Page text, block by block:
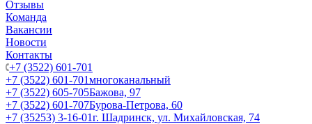
Отзывы
Команда
Вакансии
Новости
Контакты
+7 (3522) 601-701
+7 (3522) 601-701многоканальный
+7 (3522) 605-705Бажова, 97
+7 (3522) 601-707Бурова-Петрова, 60
+7 (35253) 3-16-01г. Шадринск, ул. Михайловская, 74